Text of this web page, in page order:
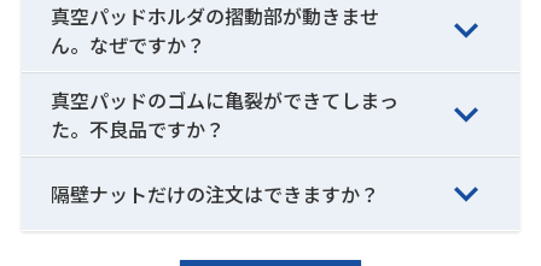
真空パッドホルダの摺動部が動きませ
ん。なぜですか？
真空パッドのゴムに亀裂ができてしまっ
た。不良品ですか？
隔壁ナットだけの注文はできますか？